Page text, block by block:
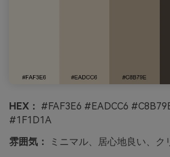
HEX： #FAF3E6 #EADCC6
#1F1D1A
雰囲気：
ミニマル、居心地良い、ク